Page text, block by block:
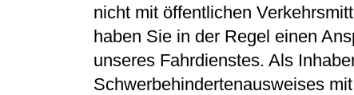
nicht mit öffentlichen
haben Sie in der Regel einen
unseres Fahrdienstes. Als
Schwerbehindertenausweises